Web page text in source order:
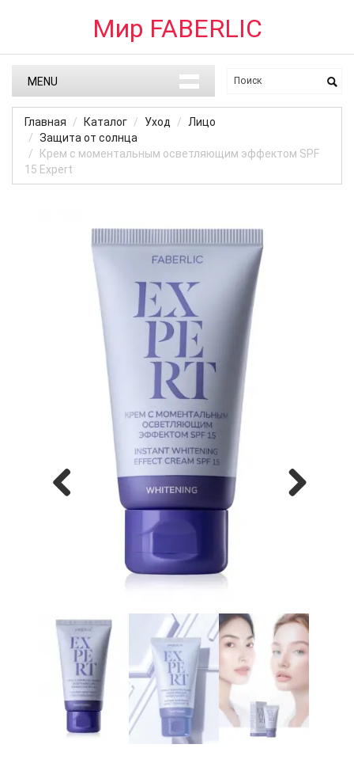
Мир FABERLIC
MENU
Главная Каталог Уход
Лицо
Защита от солнца
Крем с моментальным осветляющим эффектом SPF
15 Expert